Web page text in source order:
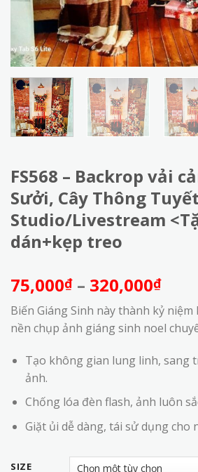
FS568 – Backrop vải
Sưởi, Cây Thông
Studio/Livestream
dán+kẹp treo
75,000₫ – 320,000₫
giá:
từ
Biến Giáng Sinh này thành kỷ
nền chụp ảnh giáng sinh noel
Tạo không gian lung linh, sang
ảnh.
Chống lóa đèn flash, ảnh luôn
Giặt ủi dễ dàng, tái sử dụng cho
SIZE